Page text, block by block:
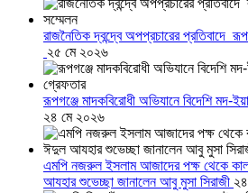
রাজনৈতিক দ্বন্দ্বে অপপ্রচারের প্রতিবাদে
২৫ মে ২০২৬
রূপগঞ্জে মাদকবিরোধী অভিযানে বিদেশি মদ-
২৪ মে ২০২৬
এমপি নজরুল ইসলাম আজাদের পক্ষ থেকে
আযহার শুভেচ্ছা জানালেন আবু মুসা সিরাজী